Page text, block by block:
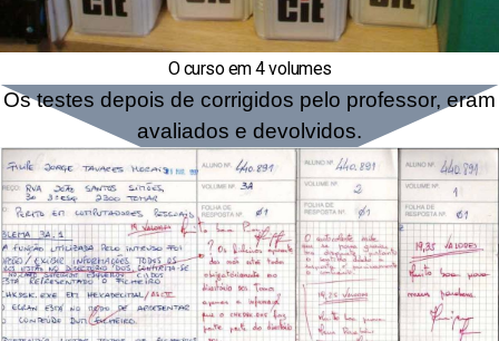
O curso em 4 volumes
Os testes depois de corrigidos pelo professor, eram
avaliados e devolvidos.